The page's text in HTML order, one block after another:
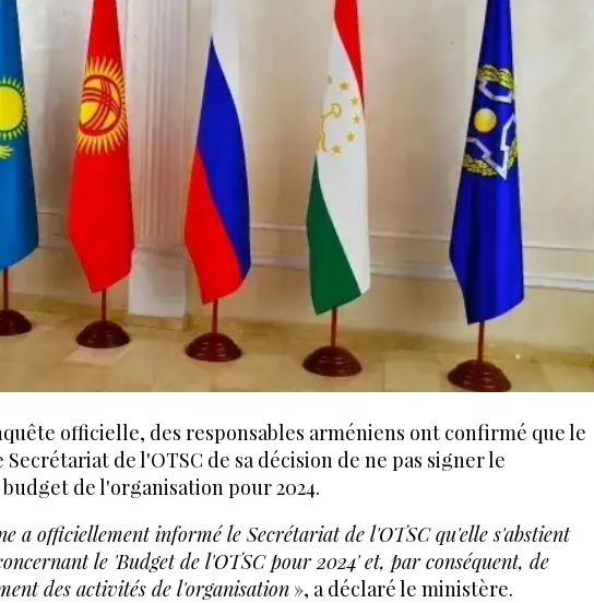
officielle, des responsables arméniens ont confirmé que le
de l'OTSC de sa décision de ne pas signer le
de l'organisation pour 2024.
a officiellement informé le Secrétariat de l'OTSC qu'elle s'abstient
le 'Budget de l'OTSC pour 2024' et, par conséquent, de
des activités de l'organisation », a déclaré le ministère.